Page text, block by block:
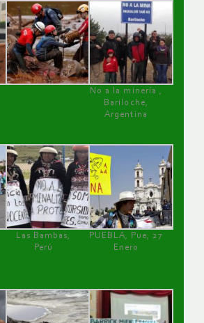
No a la minería ,
Bariloche,
Argentina
Las Bambas,
Perú
PUEBLA, Pue, 27
Enero